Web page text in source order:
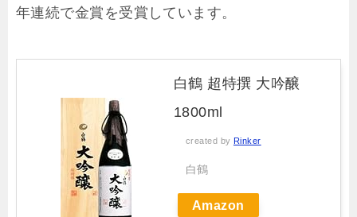
年連続で金賞を受賞しています。
白鶴 超特撰 大吟醸
1800ml
created by Rinker
白鶴
Amazon